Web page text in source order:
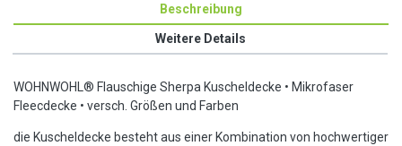
Beschreibung
Weitere Details
WOHNWOHL® Flauschige Sherpa Kuscheldecke • Mikrofaser
Fleecdecke • versch. Größen und Farben
die Kuscheldecke besteht aus einer Kombination von hochwertiger